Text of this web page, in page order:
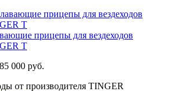
прицепы для вездеходов
T
000 руб.